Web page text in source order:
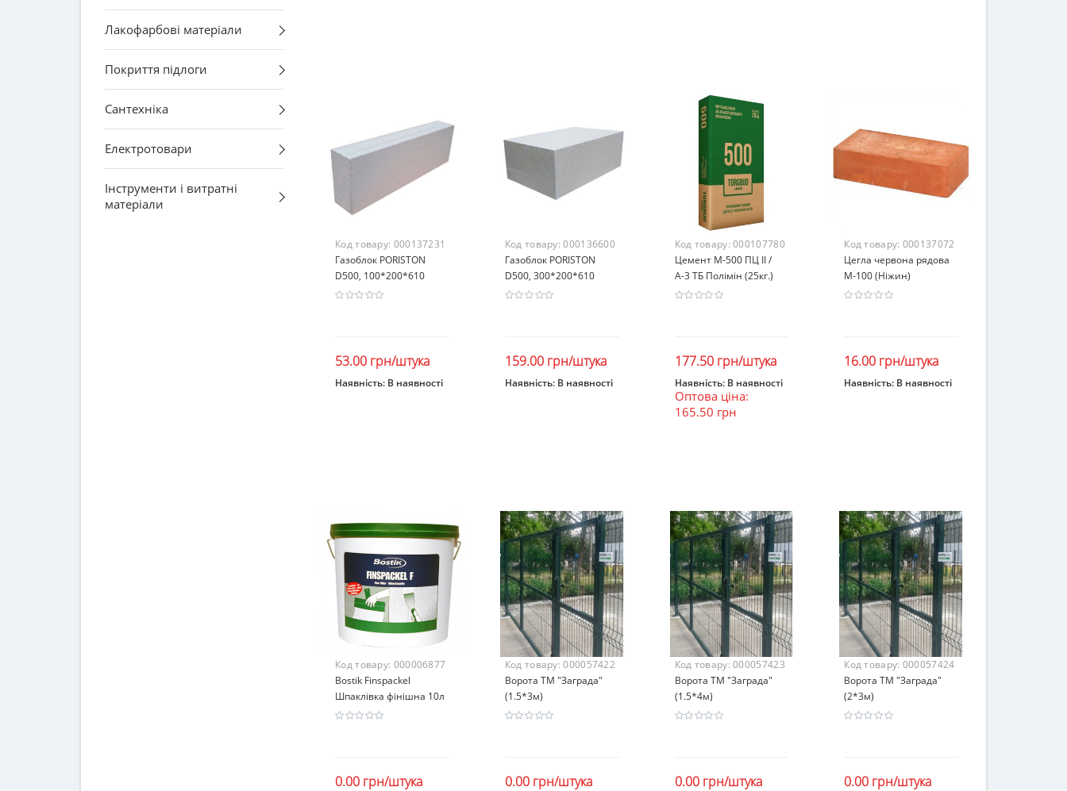
Лакофарбові матеріали
Покриття підлоги
Сантехніка
Електротовари
Інструменти і витратні
матеріали
Код товару: 000137231
Газоблок PORISTON
D500, 100*200*610
53.00 грн/штука
Наявність: В наявності
Код товару:000136600
Газоблок PORISTON
D500, 300*200*610
159.00 грн/штука
Наявність: В наявності
Код товару:000107780
Цемент М-500 ПЦ IІ /
А-3 ТБ Полімін (25кг.)
177.50 грн/штука
В кошик
Наявність: В наявності
Оптова ціна:
165.50 грн
Код товару: 000137072
Цегла червона рядова
М-100 (Ніжин)
16.00 грн/штука
Наявність: В наявності
Код товару: 000006877
Bostik Finspackel
Шпаклівка фінішна 10л
0.00 грн/штука
Код товару:000057422
Ворота ТМ "Заграда"
(1.5*3м)
0.00 грн/штука
Код товару:000057423
Ворота ТМ "Заграда"
(1.5*4м)
0.00 грн/штука
Код товару: 000057424
Ворота ТМ "Заграда"
(2*3м)
0.00 грн/штука